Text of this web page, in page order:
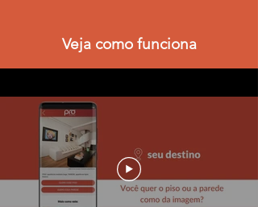
Veja como funciona